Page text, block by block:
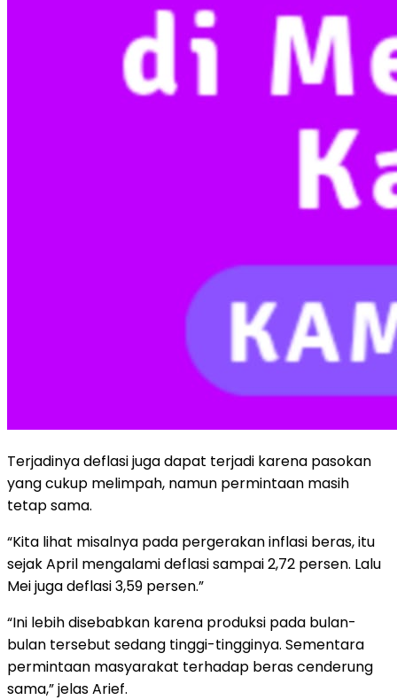
Terjadinya deflasi juga dapat terjadi karena pasokan
yang cukup melimpah, namun permintaan masih
tetap sama.
“Kita lihat misalnya pada pergerakan inflasi beras, itu
sejak April mengalami deflasi sampai 2,72 persen. Lalu
Mei juga deflasi 3,59 persen.”
“Ini lebih disebabkan karena produksi pada bulan-
bulan tersebut sedang tinggi-tingginya. Sementara
permintaan masyarakat terhadap beras cenderung
sama,” jelas Arief.